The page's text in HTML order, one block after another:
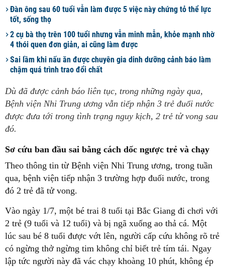
Đàn ông sau 60 tuổi vẫn làm được 5 việc này chứng tỏ thể lực
tốt, sống thọ
2 cụ bà thọ trên 100 tuổi nhưng vẫn minh mẫn, khỏe mạnh nhờ
4 thói quen đơn giản, ai cũng làm được
Sai lầm khi nấu ăn được chuyên gia dinh dưỡng cảnh báo làm
chậm quá trình trao đổi chất
Dù đã được cảnh báo liên tục, trong những ngày qua,
Bệnh viện Nhi Trung ương vẫn tiếp nhận 3 trẻ đuổi nước
được đưa tới trong tình trạng nguy kịch, 2 trẻ tử vong sau
đó.
Sơ cứu ban đầu sai bằng cách dốc ngược trẻ và chạy
Theo thông tin từ Bệnh viện Nhi Trung ương, trong tuần
qua, bệnh viện tiếp nhận 3 trường hợp đuối nước, trong
đó 2 trẻ đã tử vong.
Vào ngày 1/7, một bé trai 8 tuổi tại Bắc Giang đi chơi với
2 trẻ (9 tuổi và 12 tuổi) và bị ngã xuống ao thả cá. Một
lúc sau bé 8 tuổi được vớt lên, người cấp cứu không rõ trẻ
có ngừng thở ngừng tim không chỉ biết trẻ tím tái. Ngay
lập tức người này đã vác chạy khoàng 10 phút, không ép